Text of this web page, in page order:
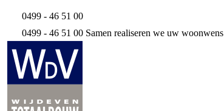
0499 - 46 51 00
0499 - 46 51 00 Samen realiseren we uw woonwens